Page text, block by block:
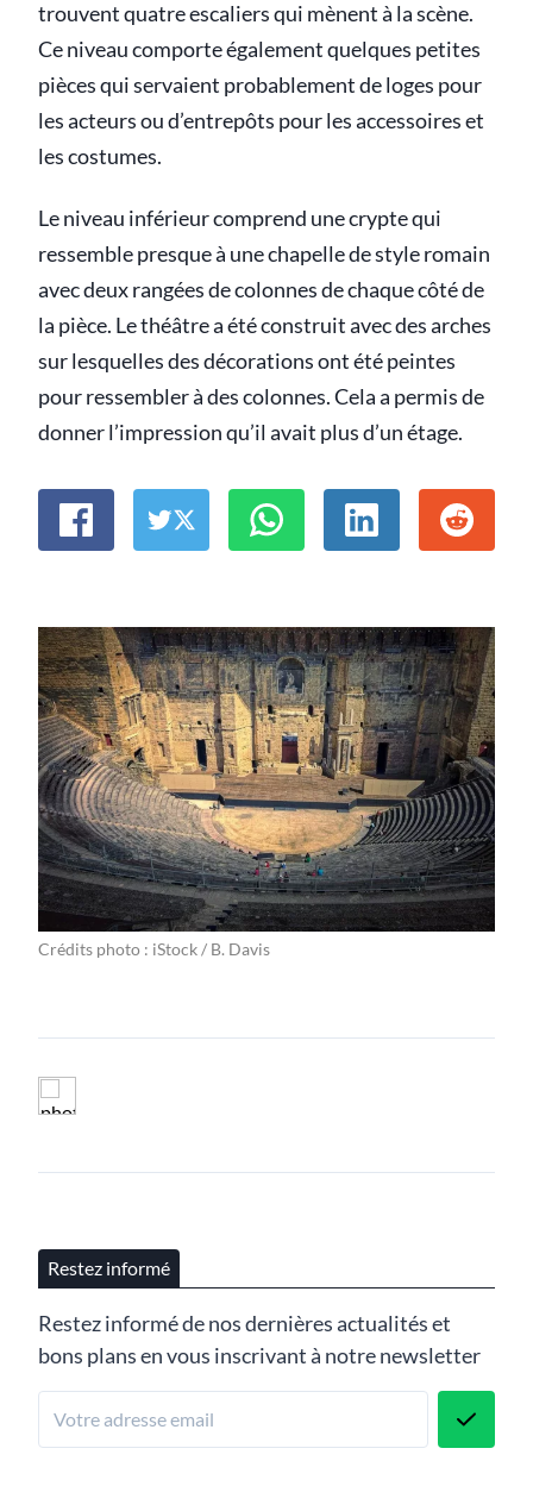
trouvent quatre escaliers qui mènent à la scène.
Ce niveau comporte également quelques petites
pièces qui servaient probablement de loges pour
les acteurs ou d’entrepôts pour les accessoires et
les costumes.
Le niveau inférieur comprend une crypte qui
ressemble presque à une chapelle de style romain
avec deux rangées de colonnes de chaque côté de
la pièce. Le théâtre a été construit avec des arches
sur lesquelles des décorations ont été peintes
pour ressembler à des colonnes. Cela a permis de
donner l’impression qu’il avait plus d’un étage.
Crédits photo : iStock / B. Davis
Restez informé
Restez informé de nos dernières actualités et
bons plans en vous inscrivant à notre newsletter